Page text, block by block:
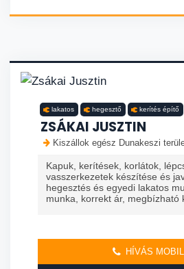
lakatos hegesztő kerítés építő
ZSÁKAI JUSZTIN
Kiszállok egész Dunakeszi
Kapuk, kerítések, korlátok,
vasszerkezetek készítése és
hegesztés és egyedi lakatos
munka, korrekt ár, megbízható
HÍVÁS